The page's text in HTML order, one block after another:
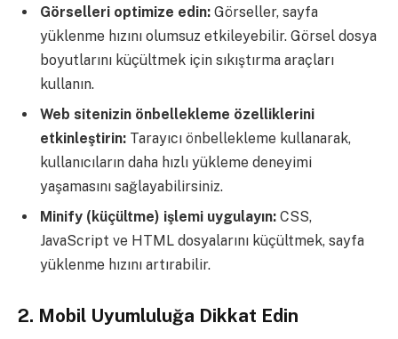
Görselleri optimize edin: Görseller, sayfa
yüklenme hızını olumsuz etkileyebilir. Görsel dosya
boyutlarını küçültmek için sıkıştırma araçları
kullanın.
Web sitenizin önbellekleme özelliklerini
etkinleştirin: Tarayıcı önbellekleme kullanarak,
kullanıcıların daha hızlı yükleme deneyimi
yaşamasını sağlayabilirsiniz.
Minify (küçültme) işlemi uygulayın: CSS,
JavaScript ve HTML dosyalarını küçültmek, sayfa
yüklenme hızını artırabilir.
2. Mobil Uyumluluğa Dikkat Edin